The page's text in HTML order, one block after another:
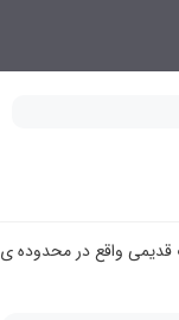
واقع در محدوده ی